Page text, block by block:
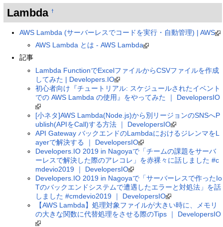
Lambda †
AWS Lambda (サーバーレスでコードを実行・自動管理) | AWS
AWS Lambda とは - AWS Lambda
記事
Lambda FunctionでExcelファイルからCSVファイルを作成
してみた | Developers.IO
初心者向け『チュートリアル: スケジュールされたイベント
での AWS Lambda の使用』をやってみた ｜ DevelopersIO
[小ネタ]AWS Lambda(Node.js)から別リージョンのSNSへP
ublish(APIをCall)する方法 ｜ DevelopersIO
API Gateway バックエンドのLambdaにおけるジレンマをL
ayerで解決する ｜ DevelopersIO
Developers.IO 2019 in Nagoyaで「チームの課題をサーバ
ーレスで解決した際のアレコレ」を赤裸々に話しました #c
mdevio2019 ｜ DevelopersIO
Developers.IO 2019 in Nagoyaで「サーバーレスで作ったIo
Tのバックエンドシステムで遭遇したエラーと対処法」を話
しました #cmdevio2019 ｜ DevelopersIO
【AWS Lambda】処理対象ファイルが大きい時に、メモリ
の大きな関数に代替処理をさせる際のTips ｜ DevelopersIO